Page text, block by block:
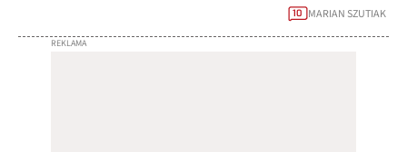
10 MARIAN SZUTIAK